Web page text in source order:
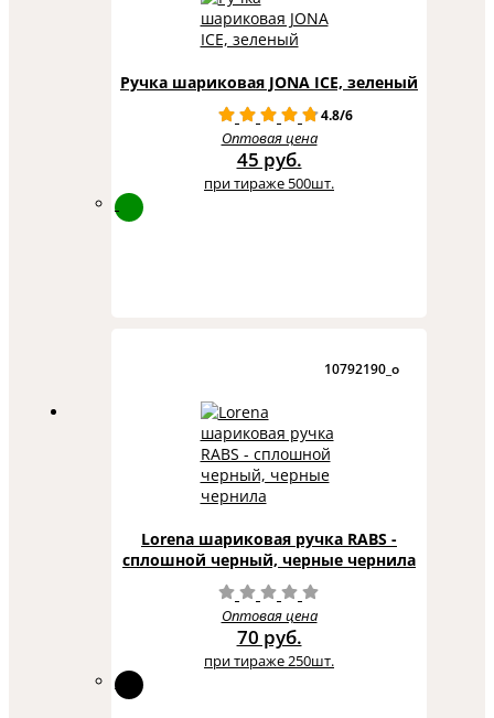
Ручка шариковая JONA ICE, зеленый
4.8/6
Оптовая цена
45 руб.
при тираже 500шт.
10792190_o
Lorena шариковая ручка RABS -
сплошной черный, черные чернила
Оптовая цена
70 руб.
при тираже 250шт.